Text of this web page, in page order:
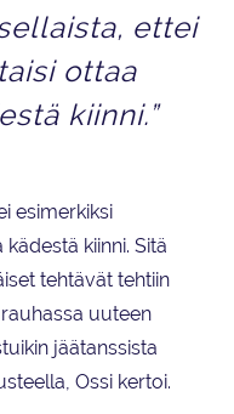
ettei
ottaa
kiinni.”
esimerkiksi
kiinni. Sitä
tehtävät tehtiin
uuteen
jäätanssista
Ossi kertoi.